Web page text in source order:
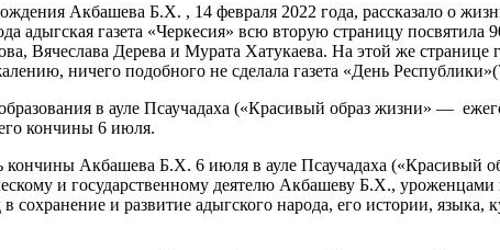
Акбашева Б.Х. , 14 февраля 2022 года, рассказало о
адыгская газета «Черкесия» всю вторую страницу
Вячеслава Дерева и Мурата Хатукаева. На этой же
ничего подобного не сделала газета «День
в ауле Псаучадаха («Красивый образ жизни» —
кончины 6 июля.
Акбашева Б.Х. 6 июля в ауле Псаучадаха («Красивый
и государственному деятелю Акбашеву Б.Х.,
и развитие адыгского народа, его истории, языка,